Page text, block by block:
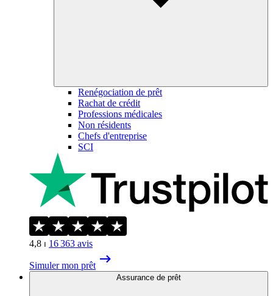
Renégociation de prêt
Rachat de crédit
Professions médicales
Non résidents
Chefs d'entreprise
SCI
4,8 ⏐ 16 363 avis
Simuler mon prêt
Assurance de prêt